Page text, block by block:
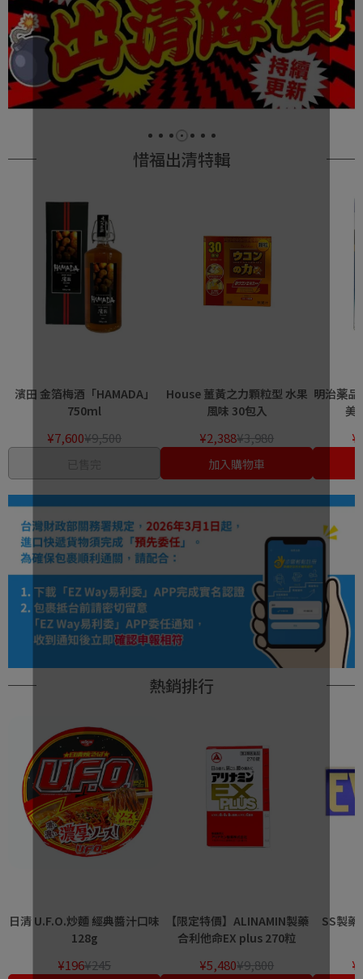
惜福出清特輯
濱田 金箔梅酒「HAMADA」
750ml
¥7,600¥9,500
House 薑黃之力顆粒型 水果
風味 30包入
¥2,388¥3,980
加入購物車
明治薬
美
熱銷排行
日清 U.F.O.炒麵 經典醬汁口味
128g
¥196¥245
【限定特價】ALINAMIN製藥
合利他命EX plus 270粒
¥5,480¥9,800
SS製藥